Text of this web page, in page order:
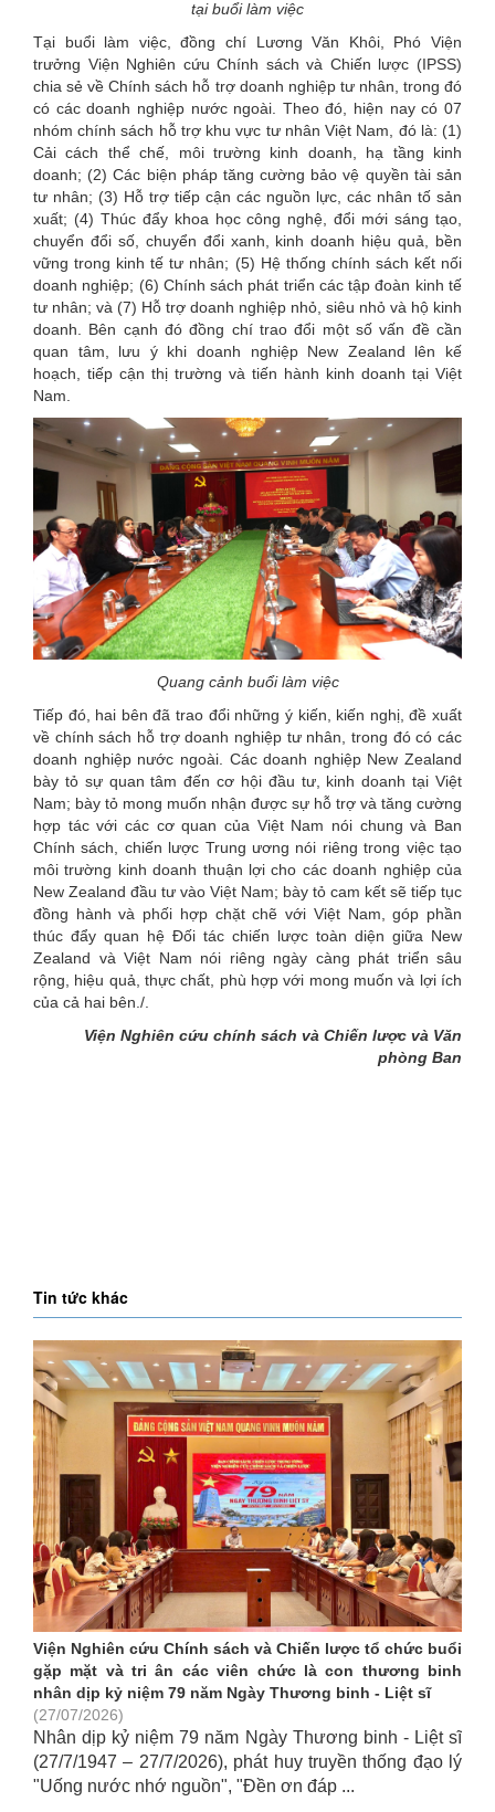
tại buổi làm việc
Tại buổi làm việc, đồng chí Lương Văn Khôi, Phó Viện
trưởng Viện Nghiên cứu Chính sách và Chiến lược (IPSS)
chia sẻ về Chính sách hỗ trợ doanh nghiệp tư nhân, trong đó
có các doanh nghiệp nước ngoài. Theo đó, hiện nay có 07
nhóm chính sách hỗ trợ khu vực tư nhân Việt Nam, đó là: (1)
Cải cách thể chế, môi trường kinh doanh, hạ tầng kinh
doanh; (2) Các biện pháp tăng cường bảo vệ quyền tài sản
tư nhân; (3) Hỗ trợ tiếp cận các nguồn lực, các nhân tố sản
xuất; (4) Thúc đẩy khoa học công nghệ, đổi mới sáng tạo,
chuyển đổi số, chuyển đổi xanh, kinh doanh hiệu quả, bền
vững trong kinh tế tư nhân; (5) Hệ thống chính sách kết nối
doanh nghiệp; (6) Chính sách phát triển các tập đoàn kinh tế
tư nhân; và (7) Hỗ trợ doanh nghiệp nhỏ, siêu nhỏ và hộ kinh
doanh. Bên cạnh đó đồng chí trao đổi một số vấn đề cần
quan tâm, lưu ý khi doanh nghiệp New Zealand lên kế
hoạch, tiếp cận thị trường và tiến hành kinh doanh tại Việt
Nam.
Quang cảnh buổi làm việc
Tiếp đó, hai bên đã trao đổi những ý kiến, kiến nghị, đề xuất
về chính sách hỗ trợ doanh nghiệp tư nhân, trong đó có các
doanh nghiệp nước ngoài. Các doanh nghiệp New Zealand
bày tỏ sự quan tâm đến cơ hội đầu tư, kinh doanh tại Việt
Nam; bày tỏ mong muốn nhận được sự hỗ trợ và tăng cường
hợp tác với các cơ quan của Việt Nam nói chung và Ban
Chính sách, chiến lược Trung ương nói riêng trong việc tạo
môi trường kinh doanh thuận lợi cho các doanh nghiệp của
New Zealand đầu tư vào Việt Nam; bày tỏ cam kết sẽ tiếp tục
đồng hành và phối hợp chặt chẽ với Việt Nam, góp phần
thúc đẩy quan hệ Đối tác chiến lược toàn diện giữa New
Zealand và Việt Nam nói riêng ngày càng phát triển sâu
rộng, hiệu quả, thực chất, phù hợp với mong muốn và lợi ích
của cả hai bên./.
Viện Nghiên cứu chính sách và Chiến lược và Văn
phòng Ban
Tin tức khác
Viện Nghiên cứu Chính sách và Chiến lược tổ chức buổi
gặp mặt và tri ân các viên chức là con thương binh
nhân dịp kỷ niệm 79 năm Ngày Thương binh - Liệt sĩ
(27/07/2026)
Nhân dịp kỷ niệm 79 năm Ngày Thương binh - Liệt sĩ
(27/7/1947 – 27/7/2026), phát huy truyền thống đạo lý
"Uống nước nhớ nguồn", "Đền ơn đáp ...